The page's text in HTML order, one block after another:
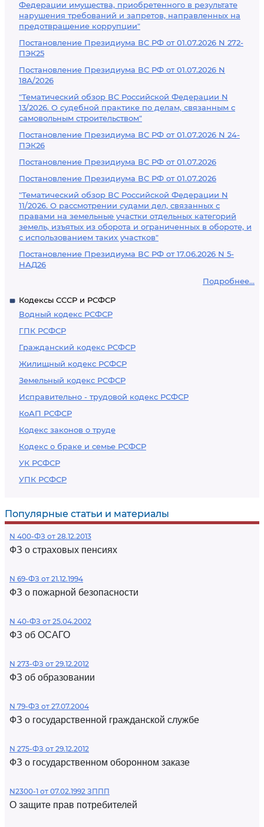
Федерации имущества, приобретенного в результате
нарушения требований и запретов, направленных на
предотвращение коррупции"
Постановление Президиума ВС РФ от 01.07.2026 N 272-
ПЭК25
Постановление Президиума ВС РФ от 01.07.2026 N
18А/2026
"Тематический обзор ВС Российской Федерации N
13/2026. О судебной практике по делам, связанным с
самовольным строительством"
Постановление Президиума ВС РФ от 01.07.2026 N 24-
ПЭК26
Постановление Президиума ВС РФ от 01.07.2026
Постановление Президиума ВС РФ от 01.07.2026
"Тематический обзор ВС Российской Федерации N
11/2026. О рассмотрении судами дел, связанных с
правами на земельные участки отдельных категорий
земель, изъятых из оборота и ограниченных в обороте, и
с использованием таких участков"
Постановление Президиума ВС РФ от 17.06.2026 N 5-
НАД26
Подробнее...
Кодексы СССР и РСФСР
Водный кодекс РСФСР
ГПК РСФСР
Гражданский кодекс РСФСР
Жилищный кодекс РСФСР
Земельный кодекс РСФСР
Исправительно - трудовой кодекс РСФСР
КоАП РСФСР
Кодекс законов о труде
Кодекс о браке и семье РСФСР
УК РСФСР
УПК РСФСР
Популярные статьи и материалы
N 400-ФЗ от 28.12.2013
ФЗ о страховых пенсиях
N 69-ФЗ от 21.12.1994
ФЗ о пожарной безопасности
N 40-ФЗ от 25.04.2002
ФЗ об ОСАГО
N 273-ФЗ от 29.12.2012
ФЗ об образовании
N 79-ФЗ от 27.07.2004
ФЗ о государственной гражданской службе
N 275-ФЗ от 29.12.2012
ФЗ о государственном оборонном заказе
N2300-1 от 07.02.1992 ЗППП
О защите прав потребителей